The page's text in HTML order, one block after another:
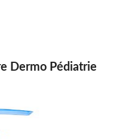
Dermo Pédiatrie